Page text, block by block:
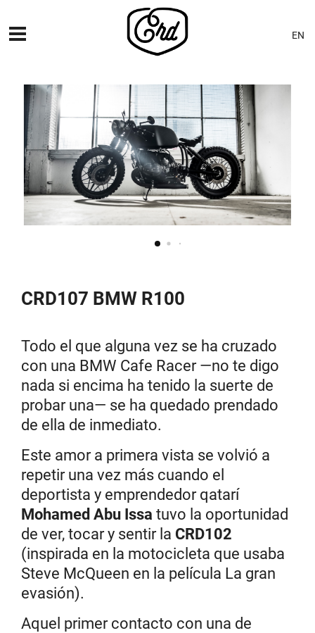
PREMIERES
BLOG
CONTACTO
EN
CRD107 BMW R100
Todo el que alguna vez se ha cruzado
con una BMW Cafe Racer —no te digo
nada si encima ha tenido la suerte de
probar una— se ha quedado prendado
de ella de inmediato.
Este amor a primera vista se volvió a
repetir una vez más cuando el
deportista y emprendedor qatarí
Mohamed Abu Issa tuvo la oportunidad
de ver, tocar y sentir la CRD102
(inspirada en la motocicleta que usaba
Steve McQueen en la película La gran
evasión).
Aquel primer contacto con una de